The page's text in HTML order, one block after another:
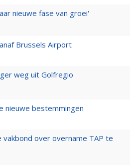
nieuwe fase van groei'
Brussels Airport
weg uit Golfregio
nieuwe bestemmingen
over overname TAP te